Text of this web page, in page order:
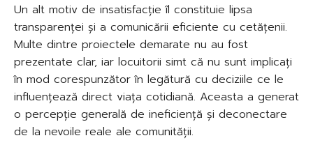
Un alt motiv de insatisfacție îl constituie lipsa
transparenței și a comunicării eficiente cu cetățenii.
Multe dintre proiectele demarate nu au fost
prezentate clar, iar locuitorii simt că nu sunt implicați
în mod corespunzător în legătură cu deciziile ce le
influențează direct viața cotidiană. Aceasta a generat
o percepție generală de ineficiență și deconectare
de la nevoile reale ale comunității.